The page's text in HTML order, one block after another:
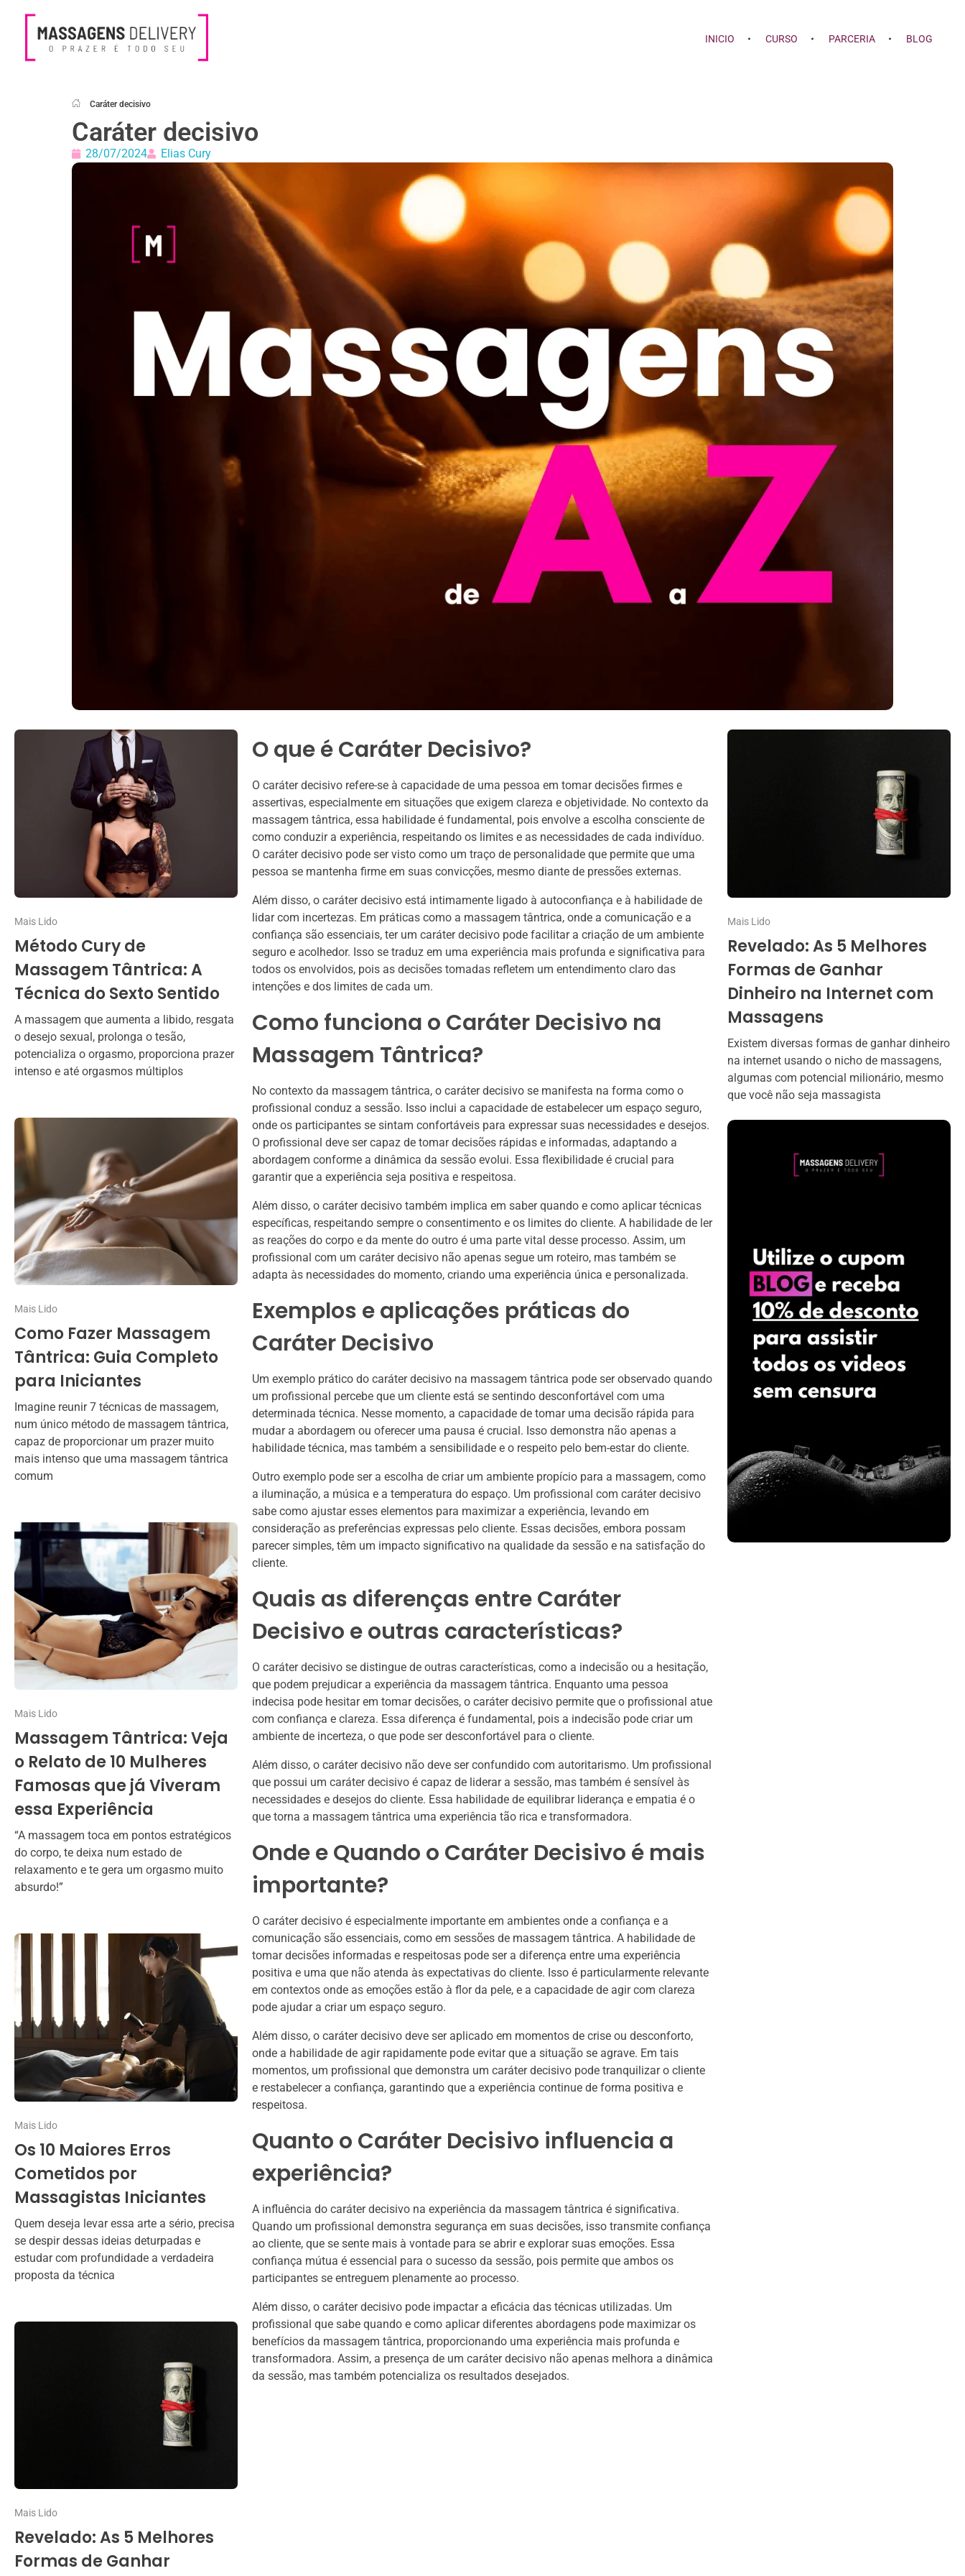
INICIO CURSO PARCERIA BLOG
Caráter decisivo
Caráter decisivo
28/07/2024 Elias Cury
Mais Lido
Método Cury de
Massagem Tântrica: A
Técnica do Sexto Sentido
A massagem que aumenta a libido, resgata
o desejo sexual, prolonga o tesão,
potencializa o orgasmo, proporciona prazer
intenso e até orgasmos múltiplos
Mais Lido
Como Fazer Massagem
Tântrica: Guia Completo
para Iniciantes
Imagine reunir 7 técnicas de massagem,
num único método de massagem tântrica,
capaz de proporcionar um prazer muito
mais intenso que uma massagem tântrica
comum
Mais Lido
Massagem Tântrica: Veja
o Relato de 10 Mulheres
Famosas que já Viveram
essa Experiência
“A massagem toca em pontos estratégicos
do corpo, te deixa num estado de
relaxamento e te gera um orgasmo muito
absurdo!”
Mais Lido
Os 10 Maiores Erros
Cometidos por
Massagistas Iniciantes
Quem deseja levar essa arte a sério, precisa
se despir dessas ideias deturpadas e
estudar com profundidade a verdadeira
proposta da técnica
Mais Lido
Revelado: As 5 Melhores
Formas de Ganhar
O que é Caráter Decisivo?
O caráter decisivo refere-se à capacidade de uma pessoa em tomar decisões firmes e
assertivas, especialmente em situações que exigem clareza e objetividade. No contexto da
massagem tântrica, essa habilidade é fundamental, pois envolve a escolha consciente de
como conduzir a experiência, respeitando os limites e as necessidades de cada indivíduo.
O caráter decisivo pode ser visto como um traço de personalidade que permite que uma
pessoa se mantenha firme em suas convicções, mesmo diante de pressões externas.
Além disso, o caráter decisivo está intimamente ligado à autoconfiança e à habilidade de
lidar com incertezas. Em práticas como a massagem tântrica, onde a comunicação e a
confiança são essenciais, ter um caráter decisivo pode facilitar a criação de um ambiente
seguro e acolhedor. Isso se traduz em uma experiência mais profunda e significativa para
todos os envolvidos, pois as decisões tomadas refletem um entendimento claro das
intenções e dos limites de cada um.
Como funciona o Caráter Decisivo na
Massagem Tântrica?
No contexto da massagem tântrica, o caráter decisivo se manifesta na forma como o
profissional conduz a sessão. Isso inclui a capacidade de estabelecer um espaço seguro,
onde os participantes se sintam confortáveis para expressar suas necessidades e desejos.
O profissional deve ser capaz de tomar decisões rápidas e informadas, adaptando a
abordagem conforme a dinâmica da sessão evolui. Essa flexibilidade é crucial para
garantir que a experiência seja positiva e respeitosa.
Além disso, o caráter decisivo também implica em saber quando e como aplicar técnicas
específicas, respeitando sempre o consentimento e os limites do cliente. A habilidade de ler
as reações do corpo e da mente do outro é uma parte vital desse processo. Assim, um
profissional com um caráter decisivo não apenas segue um roteiro, mas também se
adapta às necessidades do momento, criando uma experiência única e personalizada.
Exemplos e aplicações práticas do
Caráter Decisivo
Um exemplo prático do caráter decisivo na massagem tântrica pode ser observado quando
um profissional percebe que um cliente está se sentindo desconfortável com uma
determinada técnica. Nesse momento, a capacidade de tomar uma decisão rápida para
mudar a abordagem ou oferecer uma pausa é crucial. Isso demonstra não apenas a
habilidade técnica, mas também a sensibilidade e o respeito pelo bem-estar do cliente.
Outro exemplo pode ser a escolha de criar um ambiente propício para a massagem, como
a iluminação, a música e a temperatura do espaço. Um profissional com caráter decisivo
sabe como ajustar esses elementos para maximizar a experiência, levando em
consideração as preferências expressas pelo cliente. Essas decisões, embora possam
parecer simples, têm um impacto significativo na qualidade da sessão e na satisfação do
cliente.
Quais as diferenças entre Caráter
Decisivo e outras características?
O caráter decisivo se distingue de outras características, como a indecisão ou a hesitação,
que podem prejudicar a experiência da massagem tântrica. Enquanto uma pessoa
indecisa pode hesitar em tomar decisões, o caráter decisivo permite que o profissional atue
com confiança e clareza. Essa diferença é fundamental, pois a indecisão pode criar um
ambiente de incerteza, o que pode ser desconfortável para o cliente.
Além disso, o caráter decisivo não deve ser confundido com autoritarismo. Um profissional
que possui um caráter decisivo é capaz de liderar a sessão, mas também é sensível às
necessidades e desejos do cliente. Essa habilidade de equilibrar liderança e empatia é o
que torna a massagem tântrica uma experiência tão rica e transformadora.
Onde e Quando o Caráter Decisivo é mais
importante?
O caráter decisivo é especialmente importante em ambientes onde a confiança e a
comunicação são essenciais, como em sessões de massagem tântrica. A habilidade de
tomar decisões informadas e respeitosas pode ser a diferença entre uma experiência
positiva e uma que não atenda às expectativas do cliente. Isso é particularmente relevante
em contextos onde as emoções estão à flor da pele, e a capacidade de agir com clareza
pode ajudar a criar um espaço seguro.
Além disso, o caráter decisivo deve ser aplicado em momentos de crise ou desconforto,
onde a habilidade de agir rapidamente pode evitar que a situação se agrave. Em tais
momentos, um profissional que demonstra um caráter decisivo pode tranquilizar o cliente
e restabelecer a confiança, garantindo que a experiência continue de forma positiva e
respeitosa.
Quanto o Caráter Decisivo influencia a
experiência?
A influência do caráter decisivo na experiência da massagem tântrica é significativa.
Quando um profissional demonstra segurança em suas decisões, isso transmite confiança
ao cliente, que se sente mais à vontade para se abrir e explorar suas emoções. Essa
confiança mútua é essencial para o sucesso da sessão, pois permite que ambos os
participantes se entreguem plenamente ao processo.
Além disso, o caráter decisivo pode impactar a eficácia das técnicas utilizadas. Um
profissional que sabe quando e como aplicar diferentes abordagens pode maximizar os
benefícios da massagem tântrica, proporcionando uma experiência mais profunda e
transformadora. Assim, a presença de um caráter decisivo não apenas melhora a dinâmica
da sessão, mas também potencializa os resultados desejados.
Mais Lido
Revelado: As 5 Melhores
Formas de Ganhar
Dinheiro na Internet com
Massagens
Existem diversas formas de ganhar dinheiro
na internet usando o nicho de massagens,
algumas com potencial milionário, mesmo
que você não seja massagista